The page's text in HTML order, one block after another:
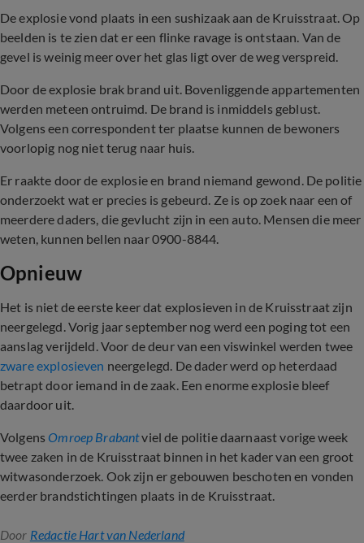
De explosie vond plaats in een sushizaak aan de Kruisstraat. Op
beelden is te zien dat er een flinke ravage is ontstaan. Van de
gevel is weinig meer over het glas ligt over de weg verspreid.
Door de explosie brak brand uit. Bovenliggende appartementen
werden meteen ontruimd. De brand is inmiddels geblust.
Volgens een correspondent ter plaatse kunnen de bewoners
voorlopig nog niet terug naar huis.
Er raakte door de explosie en brand niemand gewond. De politie
onderzoekt wat er precies is gebeurd. Ze is op zoek naar een of
meerdere daders, die gevlucht zijn in een auto. Mensen die meer
weten, kunnen bellen naar 0900-8844.
Opnieuw
Het is niet de eerste keer dat explosieven in de Kruisstraat zijn
neergelegd. Vorig jaar september nog werd een poging tot een
aanslag verijdeld. Voor de deur van een viswinkel werden twee
zware explosieven neergelegd. De dader werd op heterdaad
betrapt door iemand in de zaak. Een enorme explosie bleef
daardoor uit.
Volgens Omroep Brabantviel de politie daarnaast vorige week
twee zaken in de Kruisstraat binnen in het kader van een groot
witwasonderzoek. Ook zijn er gebouwen beschoten en vonden
eerder brandstichtingen plaats in de Kruisstraat.
Door Redactie Hart van Nederland